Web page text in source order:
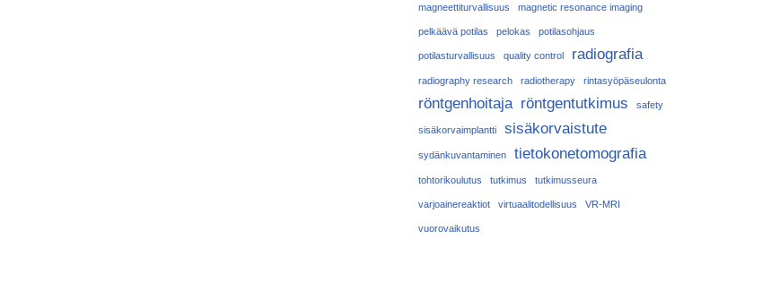
magneettiturvallisuus magnetic resonance imaging
pelkäävä potilas pelokas potilasohjaus
potilasturvallisuus quality control radiografia
radiography research radiotherapy rintasyöpäseulonta
röntgenhoitaja röntgentutkimus safety
sisäkorvaimplantti sisäkorvaistute
sydänkuvantaminen tietokonetomografia
tohtorikoulutus tutkimus tutkimusseura
varjoainereaktiot virtuaalitodellisuus VR-MRI
vuorovaikutus